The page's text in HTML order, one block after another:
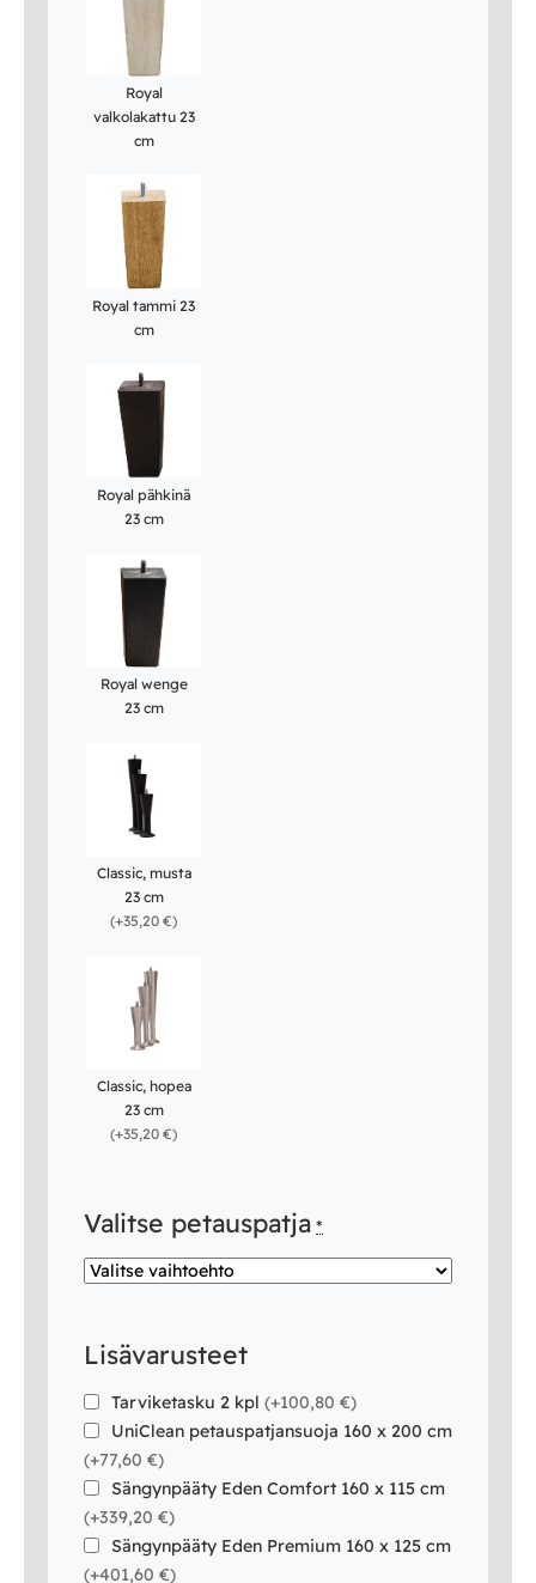
Royal
valkolakattu 23
cm
Royal tammi 23
cm
Royal pähkinä
23 cm
Royal wenge
23 cm
Classic, musta
23 cm
(+35,20 €)
Classic, hopea
23 cm
(+35,20 €)
Valitse petauspatja *
Lisävarusteet
Tarviketasku 2 kpl (+100,80 €)
UniClean petauspatjansuoja 160 x 200 cm
(+77,60 €)
Sängynpääty Eden Comfort 160 x 115 cm
(+339,20 €)
Sängynpääty Eden Premium 160 x 125 cm
(+401,60 €)